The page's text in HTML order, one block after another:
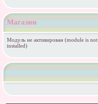
Магазин
Модуль не активирован (module is not
installed)